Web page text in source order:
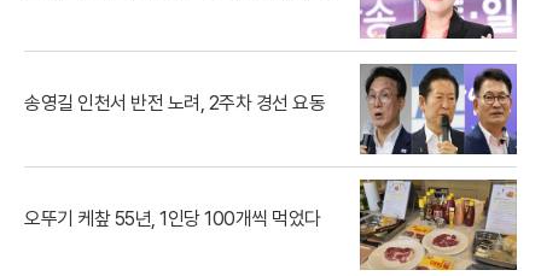
송영길 인천서 반전 노려, 2주차 경선 요동
오뚜기 케챂 55년, 1인당 100개씩 먹었다